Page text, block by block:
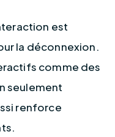
est
la déconnexion.
comme des
seulement
renforce